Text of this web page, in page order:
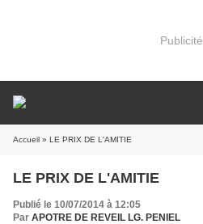
Publicité
Accueil » LE PRIX DE L'AMITIE
LE PRIX DE L'AMITIE
Publié le 10/07/2014 à 12:05
Par APOTRE DE REVEIL LG. PENIEL